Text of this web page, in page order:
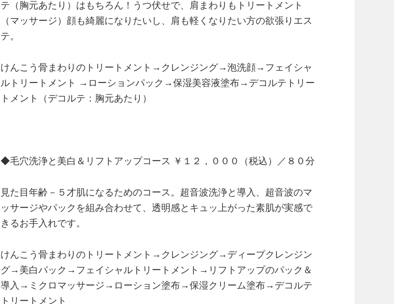
テ（胸元あたり）はもちろん！うつ伏せで、肩まわりもトリートメント
（マッサージ）顔も綺麗になりたいし、肩も軽くなりたい方の欲張りエス
テ。
けんこう骨まわりのトリートメント→クレンジング→泡洗顔→フェイシャ
ルトリートメント →ローションパック→保湿美容液塗布→デコルテトリー
トメント（デコルテ：胸元あたり）
◆毛穴洗浄と美白＆リフトアップコース ￥１２，０００（税込）／８０分
見た目年齢－５才肌になるためのコース。超音波洗浄と導入、超音波のマ
ッサージやパックを組み合わせて、透明感とキュッ上がった素肌が実感で
きるお手入れです。
けんこう骨まわりのトリートメント→クレンジング→ディープクレンジン
グ→美白パック→フェイシャルトリートメント→リフトアップのパック＆
導入→ミクロマッサージ→ローション塗布→保湿クリーム塗布→デコルテ
トリートメント